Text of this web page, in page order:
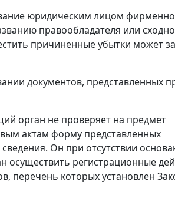
юридическим лицом
правообладателя или
причиненные убытки может
документов, представленных
орган не проверяет на предмет
актам форму представленных
Он при отсутствии
осуществить регистрационные
перечень которых установлен